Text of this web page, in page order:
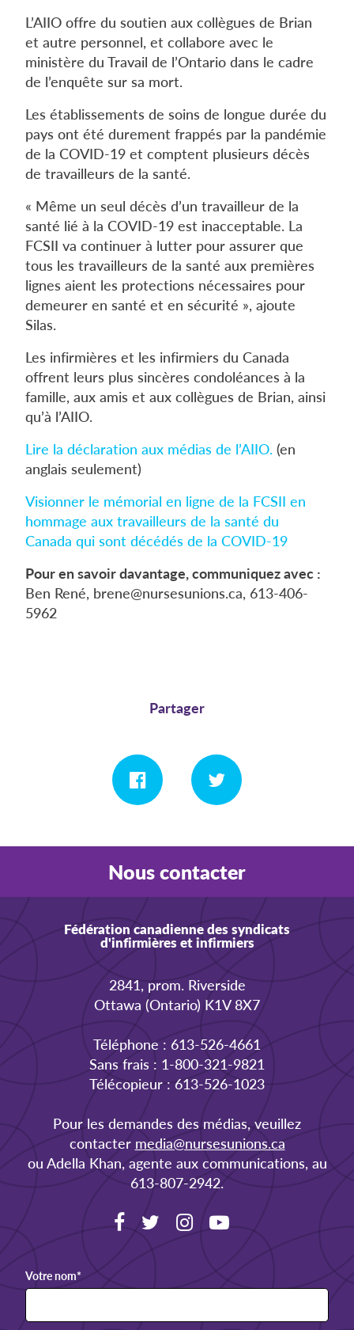
L’AIIO offre du soutien aux collègues de Brian
et autre personnel, et collabore avec le
ministère du Travail de l’Ontario dans le cadre
de l’enquête sur sa mort.
Les établissements de soins de longue durée du
pays ont été durement frappés par la pandémie
de la COVID-19 et comptent plusieurs décès
de travailleurs de la santé.
« Même un seul décès d’un travailleur de la
santé lié à la COVID-19 est inacceptable. La
FCSII va continuer à lutter pour assurer que
tous les travailleurs de la santé aux premières
lignes aient les protections nécessaires pour
demeurer en santé et en sécurité », ajoute
Silas.
Les infirmières et les infirmiers du Canada
offrent leurs plus sincères condoléances à la
famille, aux amis et aux collègues de Brian, ainsi
qu’à l’AIIO.
Lire la déclaration aux médias de l’AIIO. (en
anglais seulement)
Visionner le mémorial en ligne de la FCSII en
hommage aux travailleurs de la santé du
Canada qui sont décédés de la COVID-19
Pour en savoir davantage, communiquez avec :
Ben René, brene@nursesunions.ca, 613-406-
5962
Partager
Nous contacter
Fédération canadienne des syndicats
d'infirmières et infirmiers
2841, prom. Riverside
Ottawa (Ontario) K1V 8X7
Téléphone : 613-526-4661
Sans frais : 1-800-321-9821
Télécopieur : 613-526-1023
Pour les demandes des médias, veuillez
contacter media@nursesunions.ca
ou Adella Khan, agente aux communications, au
613-807-2942.
Votre nom*